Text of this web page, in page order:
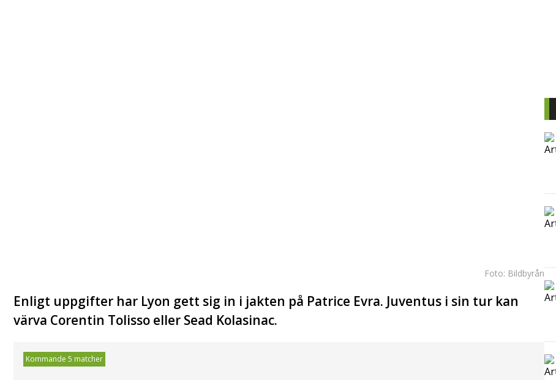
Foto: Bildbyrån
Enligt uppgifter har Lyon gett sig in i jakten på Patrice Evra. Juventus i sin tur kan
värva Corentin Tolisso eller Sead Kolasinac.
Kommande 5 matcher